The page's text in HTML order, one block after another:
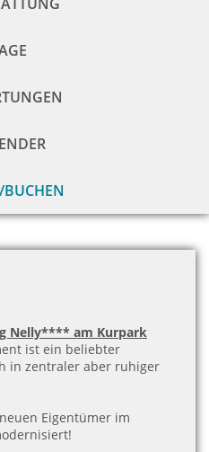
BUCHEN
Nelly**** am Kurpark
ist ein beliebter
in zentraler aber ruhiger
Eigentümer im